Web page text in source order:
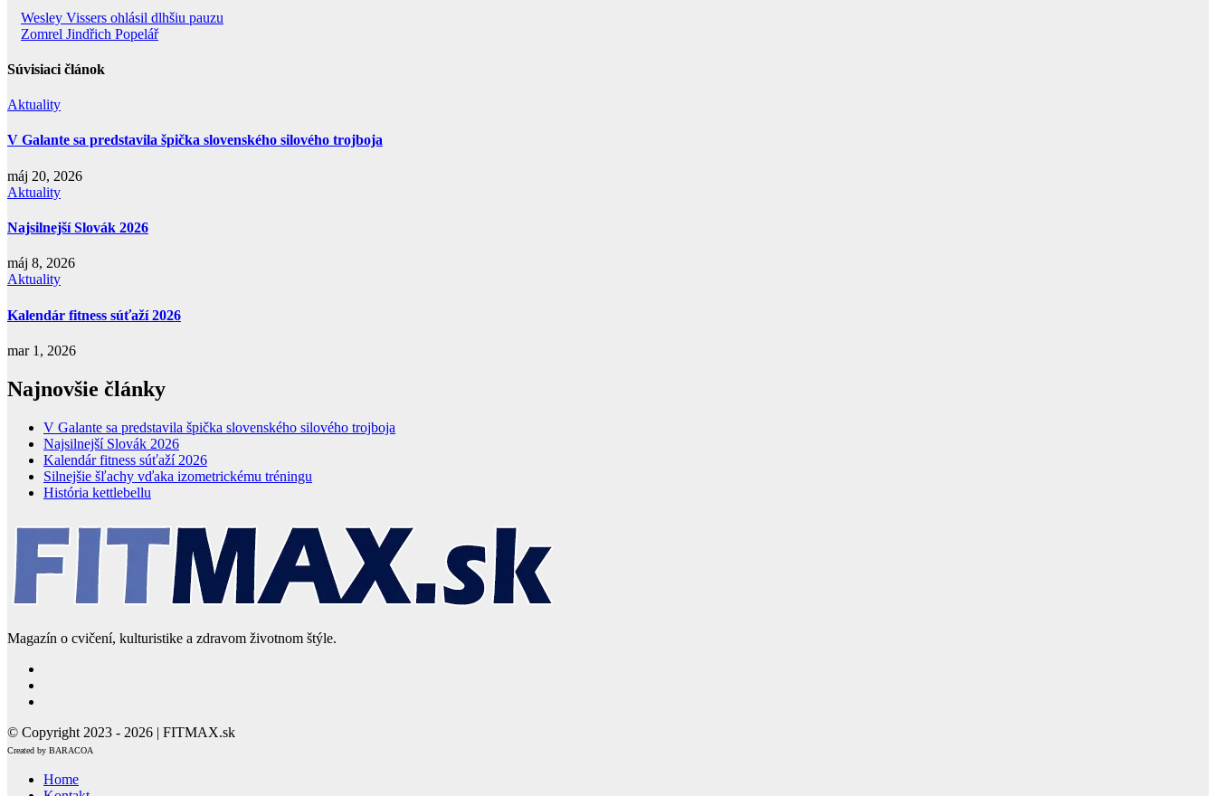
Wesley Vissers ohlásil dlhšiu pauzu
Zomrel Jindřich Popelář
Súvisiaci článok
Aktuality
V Galante sa predstavila špička slovenského silového trojboja
máj 20, 2026
Aktuality
Najsilnejší Slovák 2026
máj 8, 2026
Aktuality
Kalendár fitness súťaží 2026
mar 1, 2026
Najnovšie články
V Galante sa predstavila špička slovenského silového trojboja
Najsilnejší Slovák 2026
Kalendár fitness súťaží 2026
Silnejšie šľachy vďaka izometrickému tréningu
História kettlebellu
Magazín o cvičení, kulturistike a zdravom životnom štýle.
© Copyright 2023 - 2026 | FITMAX.sk
Created by BARACOA
Home